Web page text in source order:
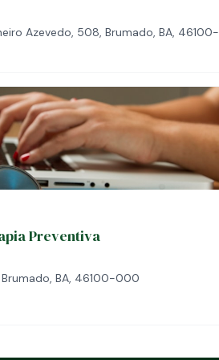
Azevedo, 508, Brumado, BA, 46100-
Preventiva
Brumado, BA, 46100-000